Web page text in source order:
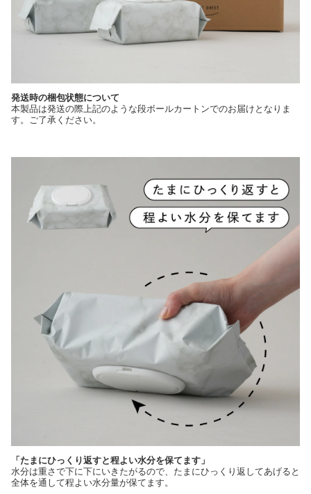
発送時の梱包状態について
本製品は発送の際上記のような段ボールカートンでのお届けとなりま
す。ご了承ください。
「たまにひっくり返すと程よい水分を保てます」
水分は重さで下に下にいきたがるので、たまにひっくり返してあげると
全体を通して程よい水分量が保てます。